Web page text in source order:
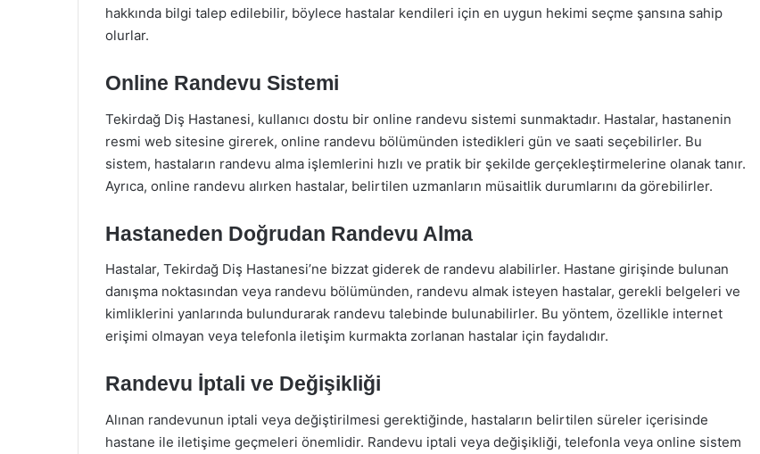
hakkında bilgi talep edilebilir, böylece hastalar kendileri için en uygun hekimi seçme şansına sahip
olurlar.
Online Randevu Sistemi
Tekirdağ Diş Hastanesi, kullanıcı dostu bir online randevu sistemi sunmaktadır. Hastalar, hastanenin
resmi web sitesine girerek, online randevu bölümünden istedikleri gün ve saati seçebilirler. Bu
sistem, hastaların randevu alma işlemlerini hızlı ve pratik bir şekilde gerçekleştirmelerine olanak tanır.
Ayrıca, online randevu alırken hastalar, belirtilen uzmanların müsaitlik durumlarını da görebilirler.
Hastaneden Doğrudan Randevu Alma
Hastalar, Tekirdağ Diş Hastanesi’ne bizzat giderek de randevu alabilirler. Hastane girişinde bulunan
danışma noktasından veya randevu bölümünden, randevu almak isteyen hastalar, gerekli belgeleri ve
kimliklerini yanlarında bulundurarak randevu talebinde bulunabilirler. Bu yöntem, özellikle internet
erişimi olmayan veya telefonla iletişim kurmakta zorlanan hastalar için faydalıdır.
Randevu İptali ve Değişikliği
Alınan randevunun iptali veya değiştirilmesi gerektiğinde, hastaların belirtilen süreler içerisinde
hastane ile iletişime geçmeleri önemlidir. Randevu iptali veya değişikliği, telefonla veya online sistem